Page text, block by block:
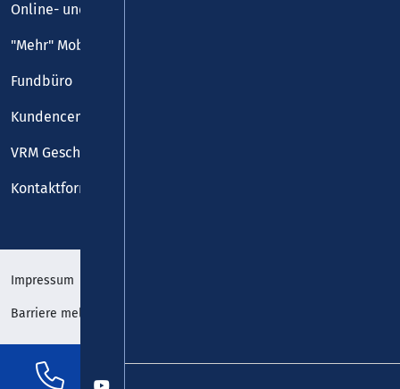
Online- und Handy-Tickets
"Mehr" Mobilität
Fundbüro
Kundencenter
VRM Geschäftsstelle
Kontaktformular
Impressum
Barriere melden